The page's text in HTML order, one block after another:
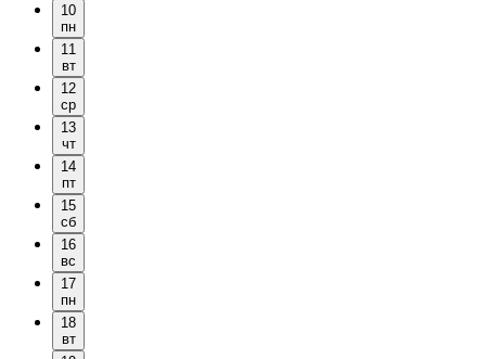
10
пн
11
вт
12
ср
13
чт
14
пт
15
сб
16
вс
17
пн
18
вт